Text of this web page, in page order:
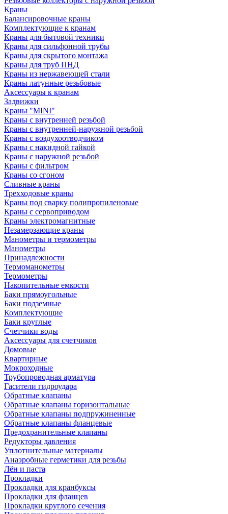
Краны
Балансировочные краны
Комплектующие к кранам
Краны для бытовой техники
Краны для сильфонной трубы
Краны для скрытого монтажа
Краны для труб ПНД
Краны из нержавеющей стали
Краны латунные резьбовые
Аксессуары к кранам
Задвижки
Краны "MINI"
Краны с внутренней резьбой
Краны с внутренней-наружной резьбой
Краны с воздухоотводчиком
Краны с накидной гайкой
Краны с наружной резьбой
Краны с фильтром
Краны со сгоном
Сливные краны
Трехходовые краны
Краны под сварку полипропиленовые
Краны с сервоприводом
Краны электромагнитные
Незамерзающие краны
Манометры и термометры
Манометры
Принадлежности
Термоманометры
Термометры
Накопительные емкости
Баки прямоугольные
Баки подземные
Комплектующие
Баки круглые
Счетчики воды
Аксессуары для счетчиков
Домовые
Квартирные
Мокроходные
Трубопроводная арматура
Гасители гидроудара
Обратные клапаны
Обратные клапаны горизонтальные
Обратные клапаны подпружиненные
Обратные клапаны фланцевые
Предохранительные клапаны
Редукторы давления
Уплотнительные материалы
Анаэробные герметики для резьбы
Лён и паста
Прокладки
Прокладки для кранбуксы
Прокладки для фланцев
Прокладки круглого сечения